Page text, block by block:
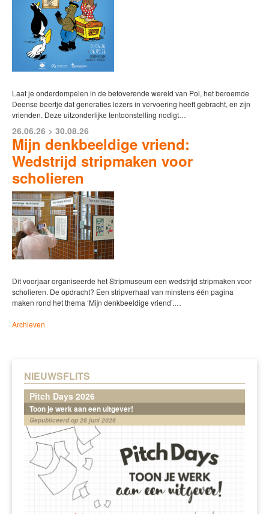
NIEUWSFLITS
Pitch Days 2026
Toon je werk aan een uitgever!
Gepubliceerd op 26 juni 2026
Laat je onderdompelen in de betoverende wereld van Pol, het beroemde
Deense beertje dat generaties lezers in vervoering heeft gebracht, en zijn
vrienden. Deze uitzonderlijke tentoonstelling nodigt…
26.06.26 > 30.08.26
Mijn denkbeeldige vriend:
Wedstrijd stripmaken voor
scholieren
Dit voorjaar organiseerde het Stripmuseum een wedstrijd stripmaken voor
scholieren. De opdracht? Een stripverhaal van minstens één pagina
maken rond het thema ‘Mijn denkbeeldige vriend’.…
Archieven